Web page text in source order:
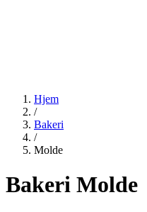
Hjem
/
Bakeri
/
Molde
Bakeri Molde